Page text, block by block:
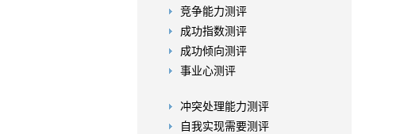
竞争能力测评
成功指数测评
成功倾向测评
事业心测评
冲突处理能力测评
自我实现需要测评